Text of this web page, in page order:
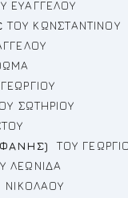
ΕΥΑΓΓΕΛΟΥ
ΤΟΥ ΚΩΝΣΤΑΝΤΙΝΟΥ
ΣΩΤΗΡΙΟΥ
ΤΟΥ
ΛΕΩΝΙΔΑ